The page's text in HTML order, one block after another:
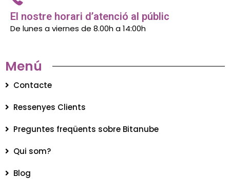
El nostre horari d’atenció al públic
De lunes a viernes de 8.00h a 14:00h
Menú
Contacte
Ressenyes Clients
Preguntes freqüents sobre Bitanube
Qui som?
Blog